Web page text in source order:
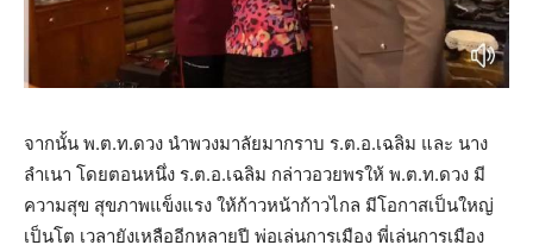
จากนั้น พ.ต.ท.ดวง นำพวงมาลัยมากราบ ร.ต.อ.เฉลิม และ นาง
ลำเนา โดยตอนหนึ่ง ร.ต.อ.เฉลิม กล่าวอวยพรให้ พ.ต.ท.ดวง มี
ความสุข สุขภาพแข็งแรง ให้ก้าวหน้าก้าวไกล มีโอกาสเป็นใหญ่
เป็นโต เวลายังเหลืออีกหลายปี พ่อเล่นการเมือง พี่เล่นการเมือง